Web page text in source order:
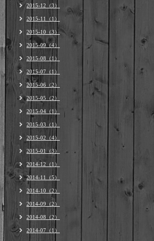
2015-12（3）
2015-11（1）
2015-10（3）
2015-09（4）
2015-08（1）
2015-07（1）
2015-06（2）
2015-05（2）
2015-04（1）
2015-03（1）
2015-02（4）
2015-01（3）
2014-12（1）
2014-11（5）
2014-10（2）
2014-09（2）
2014-08（2）
2014-07（1）